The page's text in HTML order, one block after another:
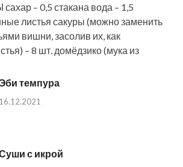
– 0,5 стакана вода – 1,5
листья сакуры (можно заменить
вишни, засолив их, как
– 8 шт. домёдзико (мука из
темпура
16.12.2021
с икрой